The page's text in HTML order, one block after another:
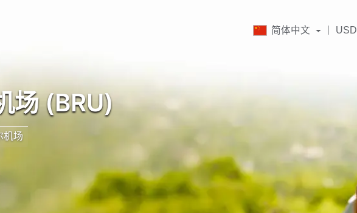
简体中文 USD
场 (BRU)
机场